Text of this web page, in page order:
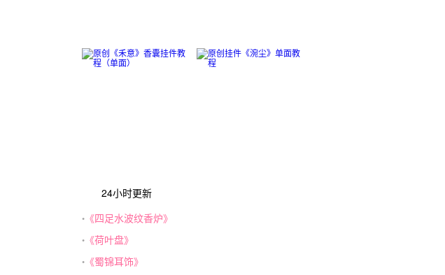
24小时更新
• 《四足水波纹香炉》
• 《荷叶盘》
• 《蜀锦耳饰》